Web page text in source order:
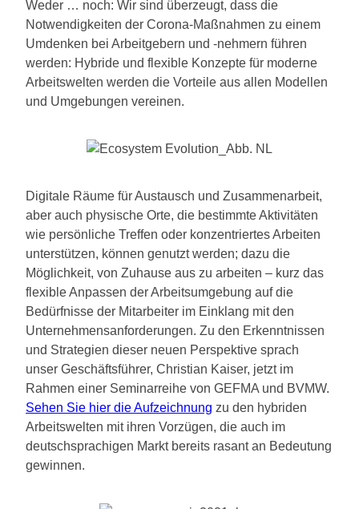
Weder … noch: Wir sind überzeugt, dass die
Notwendigkeiten der Corona-Maßnahmen zu einem
Umdenken bei Arbeitgebern und -nehmern führen
werden: Hybride und flexible Konzepte für moderne
Arbeitswelten werden die Vorteile aus allen Modellen
und Umgebungen vereinen.
Digitale Räume für Austausch und Zusammenarbeit,
aber auch physische Orte, die bestimmte Aktivitäten
wie persönliche Treffen oder konzentriertes Arbeiten
unterstützen, können genutzt werden; dazu die
Möglichkeit, von Zuhause aus zu arbeiten – kurz das
flexible Anpassen der Arbeitsumgebung auf die
Bedürfnisse der Mitarbeiter im Einklang mit den
Unternehmensanforderungen. Zu den Erkenntnissen
und Strategien dieser neuen Perspektive sprach
unser Geschäftsführer, Christian Kaiser, jetzt im
Rahmen einer Seminarreihe von GEFMA und BVMW.
Sehen Sie hier die Aufzeichnung zu den hybriden
Arbeitswelten mit ihren Vorzügen, die auch im
deutschsprachigen Markt bereits rasant an Bedeutung
gewinnen.